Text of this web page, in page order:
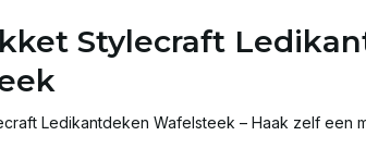
Stylecraft
Ledikantdeken Wafelsteek – Haak zelf een